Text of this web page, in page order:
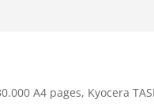
A4 pages, Kyocera